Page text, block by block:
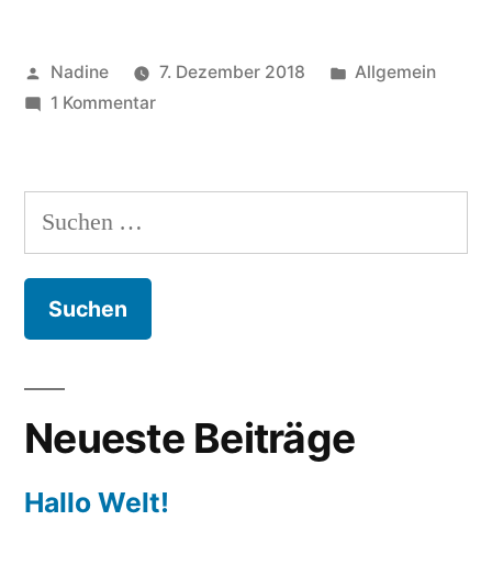
Veröffentlicht
von
Nadine 7. Dezember 2018
Veröffentlicht
Allgemein
1 Kommentarzu
Suchen
nach:
Neueste Beiträge
Hallo Welt!